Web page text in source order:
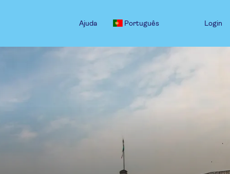
Ajuda Português Login